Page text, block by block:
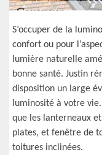
S’occuper de la
confort ou pour
lumière naturelle
bonne santé. Justin
disposition un large
luminosité à votre
que les lanterneaux
plates, et fenêtre de
toitures inclinées.